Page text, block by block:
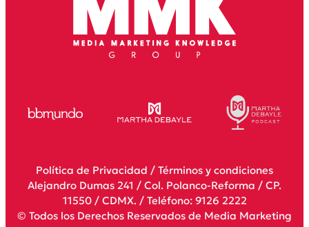
Política de Privacidad / Términos y condiciones
Alejandro Dumas 241 / Col. Polanco-Reforma / CP.
11550 / CDMX. / Teléfono: 9126 2222
© Todos los Derechos Reservados de Media Marketing